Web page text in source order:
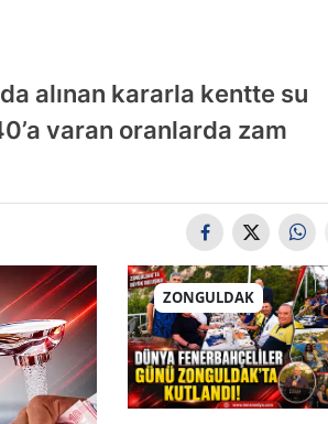
alınan kararla kentte su
varan oranlarda zam
ZONGULDAK